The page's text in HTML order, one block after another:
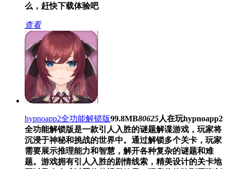
么，赶快下载体验吧
查看
hypnoapp2全功能解锁版99.8MB80625人在玩hypnoapp2
全功能解锁版是一款引人入胜的谜题解谍游戏，玩家将
沉浸于神秘和挑战的世界中。通过解锁多个关卡，玩家
需要展示推理能力和智慧，解开各种复杂的谜题和难
题。游戏拥有引人入胜的剧情线索，精美设计的关卡地